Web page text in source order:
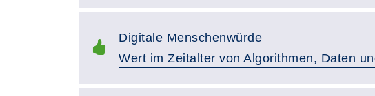
Digitale Menschenwürde
Wert im Zeitalter von Algorithmen, Daten